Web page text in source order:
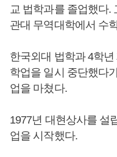
교 법학과를 졸업했다.
관대 무역대학에서 수
한국외대 법학과 4학
학업을 일시 중단했다
업을 마쳤다.
1977년 대현상사를 설
업을 시작했다.